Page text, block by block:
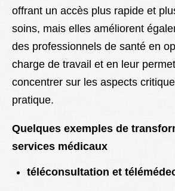
offrant un accès plus rapide et
soins, mais elles améliorent
des professionnels de santé en
charge de travail et en leur
concentrer sur les aspects
pratique.
Quelques exemples de
services médicaux
téléconsultation et